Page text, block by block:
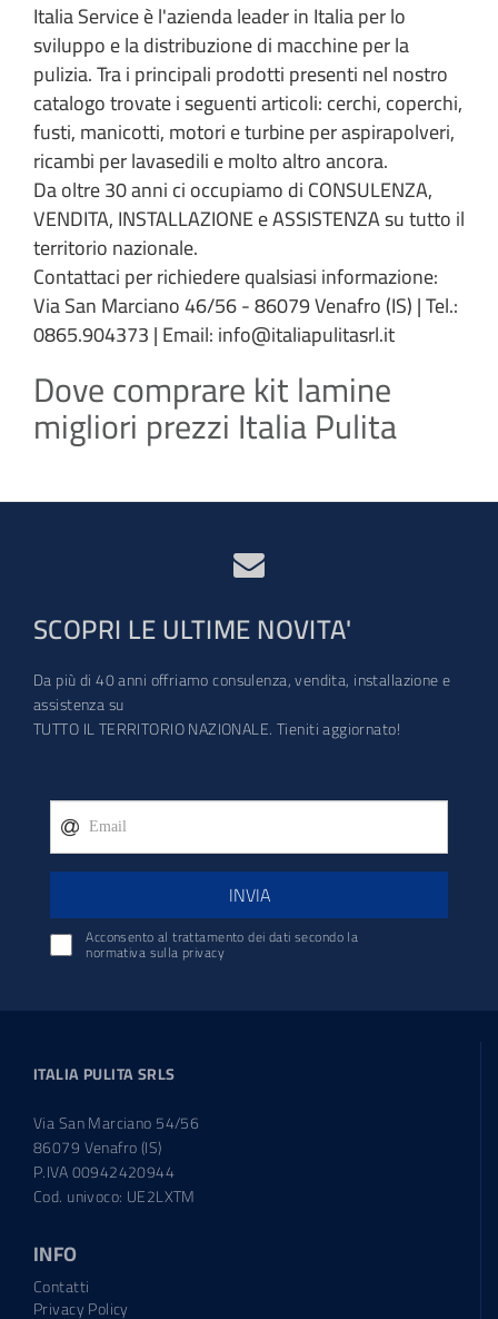
Italia Service è l'azienda leader in Italia per lo
sviluppo e la distribuzione di macchine per la
pulizia. Tra i principali prodotti presenti nel nostro
catalogo trovate i seguenti articoli: cerchi, coperchi,
fusti, manicotti, motori e turbine per aspirapolveri,
ricambi per lavasedili e molto altro ancora.
Da oltre 30 anni ci occupiamo di CONSULENZA,
VENDITA, INSTALLAZIONE e ASSISTENZA su tutto il
territorio nazionale.
Contattaci per richiedere qualsiasi informazione:
Via San Marciano 46/56 - 86079 Venafro (IS) | Tel.:
0865.904373 | Email: info@italiapulitasrl.it
Dove comprare kit lamine
migliori prezzi Italia Pulita
SCOPRI LE ULTIME NOVITA'
Da più di 40 anni offriamo consulenza, vendita, installazione e
assistenza su
TUTTO IL TERRITORIO NAZIONALE. Tieniti aggiornato!
INVIA
Acconsento al trattamento dei dati secondo la
normativa sulla privacy
ITALIA PULITA SRLS
Via San Marciano 54/56
86079 Venafro (IS)
P.IVA 00942420944
Cod. univoco: UE2LXTM
INFO
Contatti
Privacy Policy